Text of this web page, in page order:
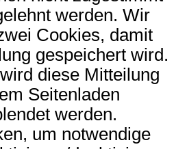
werden. Wir
Cookies, damit
gespeichert wird.
diese Mitteilung
Seitenladen
werden.
um notwendige